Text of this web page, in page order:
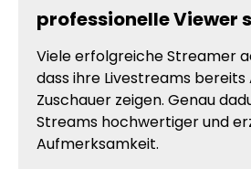
professionelle Viewer
Viele erfolgreiche Streamer
dass ihre Livestreams
Zuschauer zeigen. Genau
Streams hochwertiger und
Aufmerksamkeit.